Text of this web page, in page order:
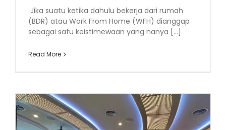
Jika suatu ketika dahulu bekerja dari rumah
(BDR) atau Work From Home (WFH) dianggap
sebagai satu keistimewaan yang hanya [...]
Read More